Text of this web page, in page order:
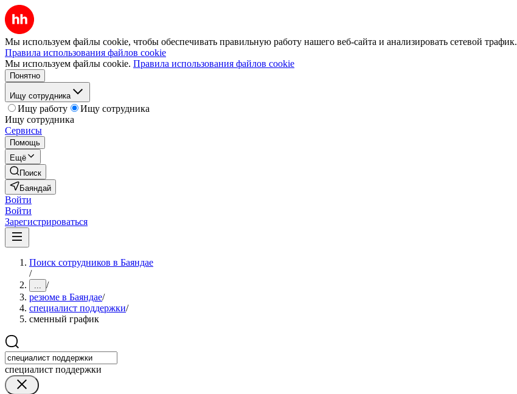
Мы используем файлы cookie, чтобы обеспечивать правильную работу нашего веб-сайта и анализировать сетевой трафик.
Правила использования файлов cookie
Мы используем файлы cookie. Правила использования файлов cookie
Понятно
Ищу сотрудника
Ищу работу
Ищу сотрудника
Ищу сотрудника
Сервисы
Помощь
Ещё
Поиск
Баяндай
Войти
Войти
Зарегистрироваться
Поиск сотрудников в Баяндае
/
... /
резюме в Баяндае/
специалист поддержки/
сменный график
специалист поддержки